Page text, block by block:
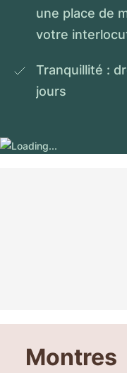
une place de
votre
Tranquillité :
jours
Montres